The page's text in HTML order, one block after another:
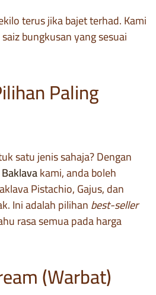
terus jika bajet terhad. Kami
bungkusan yang sesuai
Paling
satu jenis sahaja? Dengan
kami, anda boleh
Pistachio, Gajus, dan
Ini adalah pilihanbest-seller
rasa semua pada harga
(Warbat)